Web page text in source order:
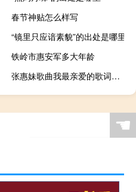
春节神贴怎么样写
“镜里只应谙素貌”的出处是哪里
铁岭市惠安军多大年龄
张惠妹歌曲我最亲爱的歌词（我最亲爱的歌词）
☚